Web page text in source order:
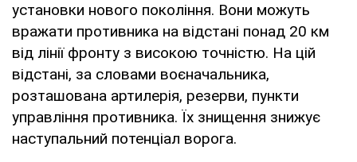
установки нового покоління. Вони можуть
вражати противника на відстані понад 20 км
від лінії фронту з високою точністю. На цій
відстані, за словами воєначальника,
розташована артилерія, резерви, пункти
управління противника. Їх знищення знижує
наступальний потенціал ворога.